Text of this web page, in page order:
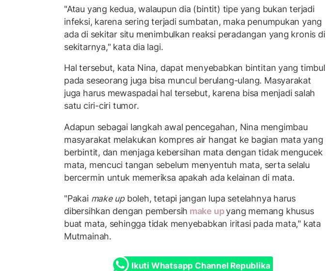
"Atau yang kedua, walaupun dia (bintit) tipe yang bukan terjadi
infeksi, karena sering terjadi sumbatan, maka penumpukan yang
ada di sekitar situ menimbulkan reaksi peradangan yang kronis di
sekitarnya," kata dia lagi.
Hal tersebut, kata Nina, dapat menyebabkan bintitan yang timbul
pada seseorang juga bisa muncul berulang-ulang. Masyarakat
juga harus mewaspadai hal tersebut, karena bisa menjadi salah
satu ciri-ciri tumor.
Adapun sebagai langkah awal pencegahan, Nina mengimbau
masyarakat melakukan kompres air hangat ke bagian mata yang
berbintit, dan menjaga kebersihan mata dengan tidak mengucek
mata, mencuci tangan sebelum menyentuh mata, serta selalu
bercermin untuk memeriksa apakah ada kelainan di mata.
"Pakai make upboleh, tetapi jangan lupa setelahnya harus
dibersihkan dengan pembersih make upyang memang khusus
buat mata, sehingga tidak menyebabkan iritasi pada mata," kata
Mutmainah.
Ikuti Whatsapp Channel Republika